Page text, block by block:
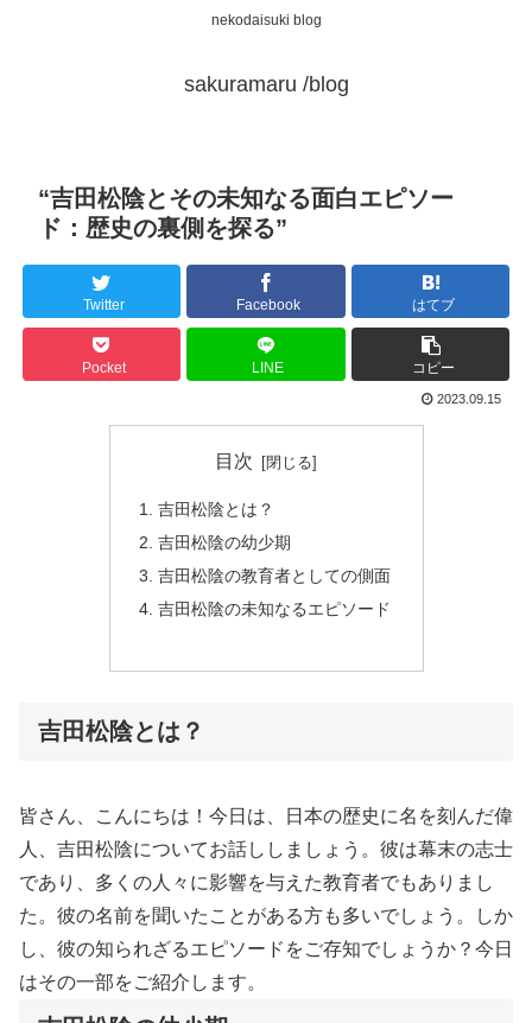
nekodaisuki blog
sakuramaru /blog
“吉田松陰とその未知なる面白エピソー
ド：歴史の裏側を探る”
Twitter Facebook はてブ
Pocket LINE コピー
2023.09.15
目次
吉田松陰とは？
吉田松陰の幼少期
吉田松陰の教育者としての側面
吉田松陰の未知なるエピソード
吉田松陰とは？
皆さん、こんにちは！今日は、日本の歴史に名を刻んだ偉
人、吉田松陰についてお話ししましょう。彼は幕末の志士
であり、多くの人々に影響を与えた教育者でもありまし
た。彼の名前を聞いたことがある方も多いでしょう。しか
し、彼の知られざるエピソードをご存知でしょうか？今日
はその一部をご紹介します。